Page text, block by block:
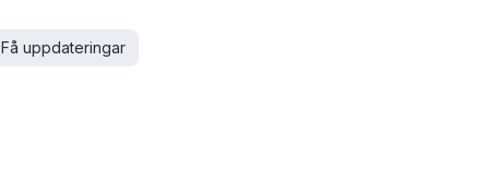
Få uppdateringar